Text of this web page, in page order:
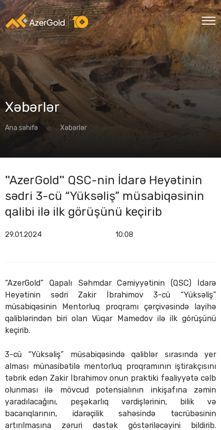
Xəbərlər
Ana səhifə Xəbərlər
"AzerGold" QSC-nin İdarə Heyətinin
sədri 3-cü “Yüksəliş” müsabiqəsinin
qalibi ilə ilk görüşünü keçirib
29.01.2024 10:08
“AzerGold” Qapalı Səhmdar Cəmiyyətinin (QSC) İdarə
Heyətinin sədri Zakir İbrahimov 3-cü “Yüksəliş”
müsabiqəsinin Mentorluq proqramı çərçivəsində layihə
qaliblərindən biri olan Vüqar Mamedov ilə ilk görüşünü
keçirib.
3-cü “Yüksəliş” müsabiqəsində qaliblər sırasında yer
alması münasibətilə mentorluq proqramının iştirakçısını
təbrik edən Zakir İbrahimov onun praktiki fəaliyyətə cəlb
olunması ilə mövcud potensialının inkişafına zəmin
yaradılacağını, peşəkarlıq vərdişlərinin, bilik və
bacarıqlarının, idarəçilik sahəsində təcrübəsinin
artırılmasına zəruri dəstək göstəriləcəyini bildirib.